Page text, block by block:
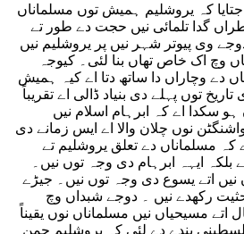
کہ یروشلیم ہمیش توں مسلماناں
طراں گدا تلمائی نیں حجت دے طور تے
وی پیوتر شہر نیں پر یروشلیم نیں
وچ اک خاص تھاں بنا لئی۔ کیوجہ
دے وچاراں دا ساتھ دتا اے کیہ ہمیش
توں پہلے دی بنیاد ڈالی اے تقریباً
ہو سکدا اے کہ ابرہام اسلام نیں
نوں چلان والا اے ایس زمانے دی
مسلماناں دے تعلق یروشلیم تے
ایہہ ابرہام دی وجہ توں نیں۔
نیں اتے یسوع دی وجہ توں نیں۔ جیڑے
رکھدے نیں ۔ دوجے شبداں وچ
مسیحیاں نیں مسلماناں نوں یقیناً
بندے دے لئی کہ یروشلیم جمن